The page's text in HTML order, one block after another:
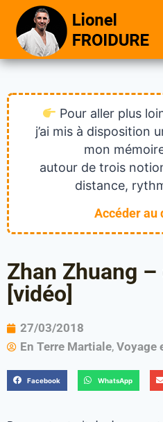
Pour aller plus
j’ai mis à disposition
mon
autour de trois
distance,
Accéder au
Zhan Zhuang
[vidéo]
27/03/2018
En Terre Martiale, Voyage
Facebook WhatsApp